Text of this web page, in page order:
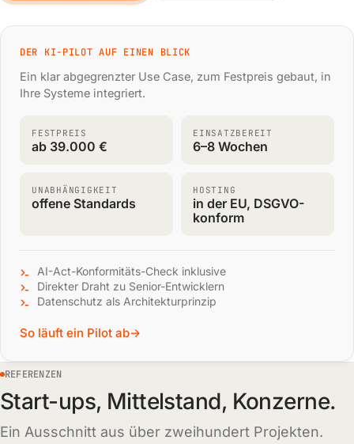
DER KI-PILOT AUF EINEN BLICK
Ein klar abgegrenzter Use Case, zum Festpreis gebaut, in
Ihre Systeme integriert.
FESTPREIS
ab 39.000 €
EINSATZBEREIT
6–8 Wochen
UNABHÄNGIGKEIT
offene Standards
HOSTING
in der EU, DSGVO-
konform
AI-Act-Konformitäts-Check inklusive
Direkter Draht zu Senior-Entwicklern
Datenschutz als Architekturprinzip
So läuft ein Pilot ab
REFERENZEN
Start-ups, Mittelstand, Konzerne.
Ein Ausschnitt aus über zweihundert Projekten.